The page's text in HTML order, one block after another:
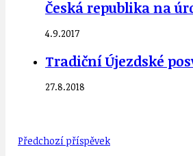
Česká republika na
4.9.2017
Tradiční Újezdské
27.8.2018
Předchozí příspěvek